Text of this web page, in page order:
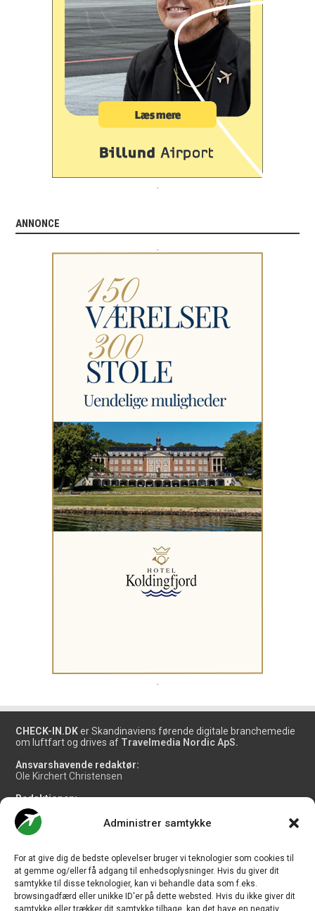
Administrer samtykke
For at give dig de bedste oplevelser bruger vi teknologier som cookies til
at gemme og/eller få adgang til enhedsoplysninger. Hvis du giver dit
samtykke til disse teknologier, kan vi behandle data som f.eks.
browsingadfærd eller unikke ID'er på dette websted. Hvis du ikke giver dit
samtykke eller trækker dit samtykke tilbage, kan det have en negativ
ANNONCE
CHECK-IN.DK er Skandinaviens førende digitale branchemedie
om luftfart og drives af Travelmedia Nordic ApS.
Ansvarshavende redaktør:
Ole Kirchert Christensen
Redaktionen:
Christian Granhøj Skouboe
Henrik Baumgarten
Danny Longhi Andreasen
Salg og jobannoncer:
salg@travelmedianordic.com